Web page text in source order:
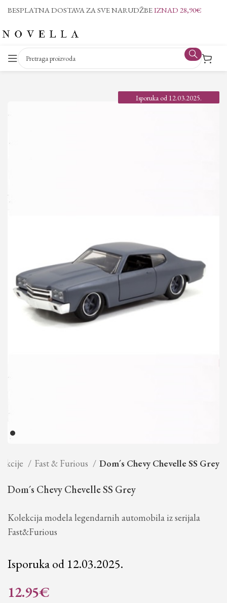
BESPLATNA DOSTAVA ZA SVE NARUDŽBEIZNAD 28,90€
Isporuka od 12.03.2025.
Fast & Furious Dom´s Chevy Chevelle SS Grey
Dom´s Chevy Chevelle SS Grey
Kolekcija modela legendarnih automobila iz serijala
Fast&Furious
Isporuka od 12.03.2025.
12.95€